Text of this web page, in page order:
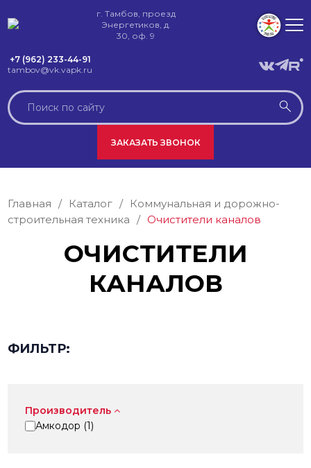
г. Тамбов, проезд
Энергетиков, д.
30, оф. 9
+7 (962) 233-44-91
tambov@vk.vapk.ru
ЗАКАЗАТЬ ЗВОНОК
Главная / Каталог /
Коммунальная и дорожно-
строительная техника / Очистители каналов
ОЧИСТИТЕЛИ
КАНАЛОВ
ФИЛЬТР:
Производитель
Амкодор (1)